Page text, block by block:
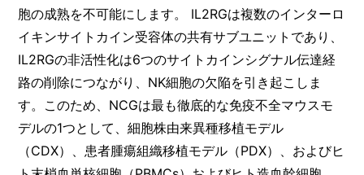
胞の成熟を不可能にします。 IL2RGは複数のインターロ
イキンサイトカイン受容体の共有サブユニットであり、
IL2RGの非活性化は6つのサイトカインシグナル伝達経
路の削除につながり、NK細胞の欠陥を引き起こしま
す。このため、NCGは最も徹底的な免疫不全マウスモ
デルの1つとして、細胞株由来異種移植モデル
（CDX）、患者腫瘍組織移植モデル（PDX）、およびヒ